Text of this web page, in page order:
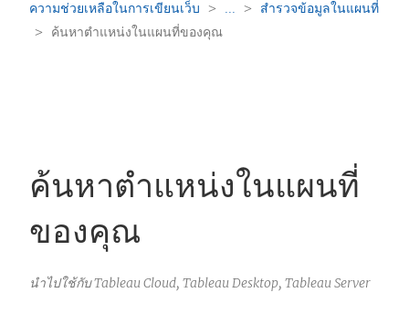
ความช่วยเหลือในการเขียนเว็บ
...
สำรวจข้อมูลในแผนที่
ค้นหาตำแหน่งในแผนที่ของคุณ
ค้นหาตำแหน่งในแผนที่
ของคุณ
นำไปใช้กับ Tableau Cloud, Tableau Desktop, Tableau Server